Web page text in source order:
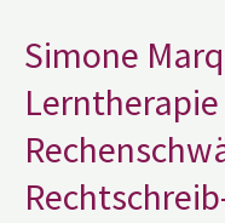
Simone
bei
Rechenschwäche
Lese-
Schwäche